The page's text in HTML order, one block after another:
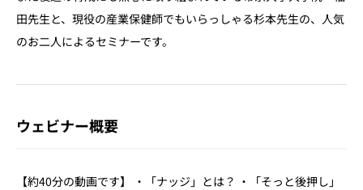
田先生と、現役の産業保健師でもいらっしゃる杉本先生の、人気
のお二人によるセミナーです。
ウェビナー概要
【約40分の動画です】 ・「ナッジ」とは？ ・「そっと後押し」